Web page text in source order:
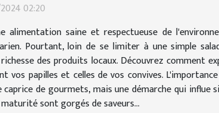
02:20
alimentation saine et respectueuse de
Pourtant, loin de se limiter à une simple
des produits locaux. Découvrez
papilles et celles de vos convives.
caprice de gourmets, mais une démarche qui
sont gorgés de saveurs...